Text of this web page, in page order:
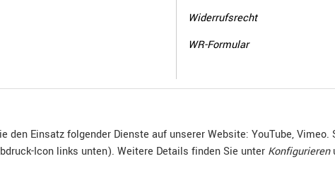
den Einsatz folgender Dienste auf unserer Website: YouTube, Vimeo.
Icon links unten). Weitere Details finden Sie unter Konfigurieren
Widerrufsrecht
WR-Formular